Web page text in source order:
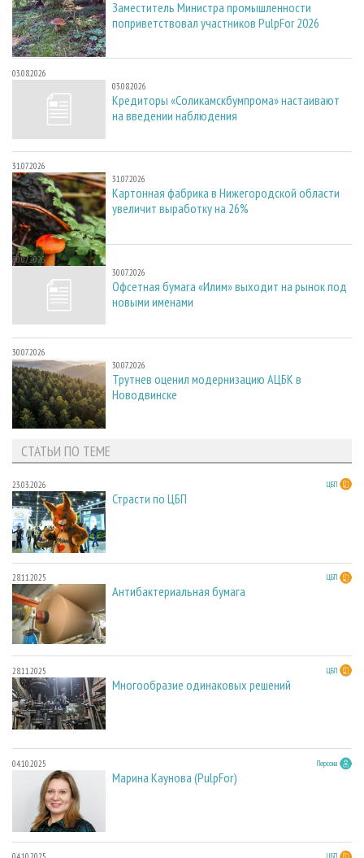
Заместитель Министра промышленности
поприветствовал участников PulpFor 2026
03.08.2026
03.08.2026
Кредиторы «Соликамскбумпрома» настаивают
на введении наблюдения
31.07.2026
31.07.2026
Картонная фабрика в Нижегородской области
увеличит выработку на 26%
30.07.2026
30.07.2026
Офсетная бумага «Илим» выходит на рынок под
новыми именами
30.07.2026
30.07.2026
Трутнев оценил модернизацию АЦБК в
Новодвинске
СТАТЬИ ПО ТЕМЕ
23.03.2026 ЦБП
Страсти по ЦБП
28.11.2025 ЦБП
Антибактериальная бумага
28.11.2025 ЦБП
Многообразие одинаковых решений
04.10.2025 Персона
Марина Каунова (PulpFor)